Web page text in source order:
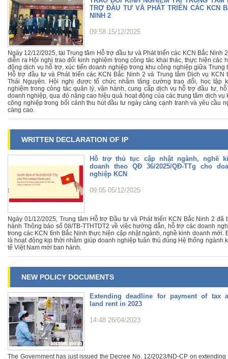
TRỢ ĐẦU TƯ VÀ PHÁT TRIỂN CÁC KCN
NINH 2
09:58 15/12/2025
Ngày 12/12/2025, tại Trung tâm Hỗ trợ đầu tư và Phát triển các KCN Bắc Ninh
diễn ra Hội nghị trao đổi kinh nghiệm trong công tác khai thác, thực hiện các
động dịch vụ hỗ trợ, xúc tiến doanh nghiệp trong khu công nghiệp giữa Trung
Hỗ trợ đầu tư và Phát triển các KCN Bắc Ninh 2 và Trung tâm Dịch vụ KCN
Thái Nguyên. Hội nghị được tổ chức nhằm tăng cường trao đổi, học tập
nghiệm trong công tác quản lý, vận hành, cung cấp dịch vụ hỗ trợ đầu tư,
doanh nghiệp, qua đó nâng cao hiệu quả hoạt động của các trung tâm dịch vụ
công nghiệp trong bối cảnh thu hút đầu tư ngày càng cạnh tranh và yêu cầu
càng cao.
WRITTEN DECLARATION OF IP
Hỗ trợ thủ tục cập nhật ngành, nghề
doanh theo QĐ 36/2025/QĐ-TTg cho
nghiệp KCN
09:05 05/12/2025
Ngày 01/12/2025, Trung tâm Hỗ trợ Đầu tư và Phát triển KCN Bắc Ninh 2 đã
hành Thông báo số 08/TB-TTHTDT2 về việc hướng dẫn, hỗ trợ các doanh
trong các KCN tỉnh Bắc Ninh thực hiện cập nhật ngành, nghề kinh doanh mới.
là hoạt động kịp thời nhằm giúp doanh nghiệp tuân thủ đúng Hệ thống ngành
tế Việt Nam mới ban hành.
NEW POLICY DOCUMENTS
Extending deadline for payment of tax
land rent in 2023
14:48 26/04/2023
The Government has just issued the Decree No. 12/2023/ND-CP on extending